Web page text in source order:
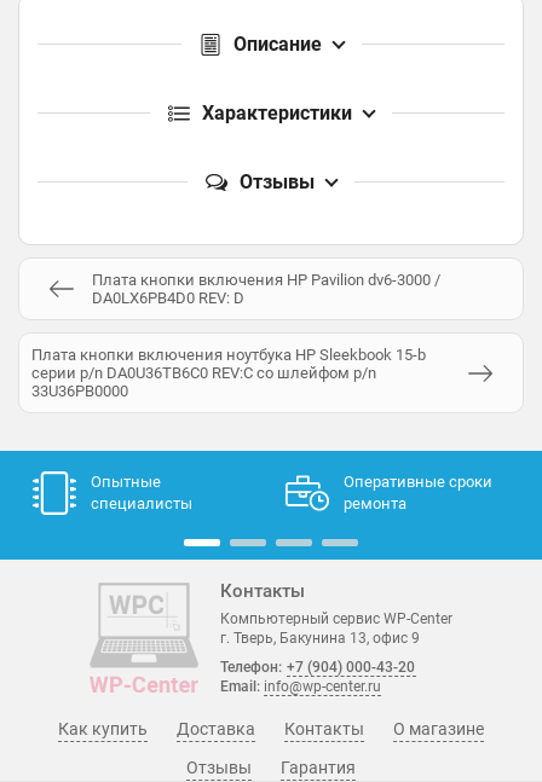
Описание
Характеристики
Отзывы
Плата кнопки включения HP Pavilion dv6-3000 /
DA0LX6PB4D0 REV: D
Плата кнопки включения ноутбука HP Sleekbook 15-b
серии p/n DA0U36TB6C0 REV:C со шлейфом p/n
33U36PB0000
Опытные
специалисты
Оперативные сроки
ремонта
Контакты
Компьютерный сервис WP-Center
г. Тверь, Бакунина 13, офис 9
Телефон: +7 (904) 000-43-20
Email: info@wp-center.ru
О магазине
Гарантия
Отзывы
Как купить Доставка Контакты